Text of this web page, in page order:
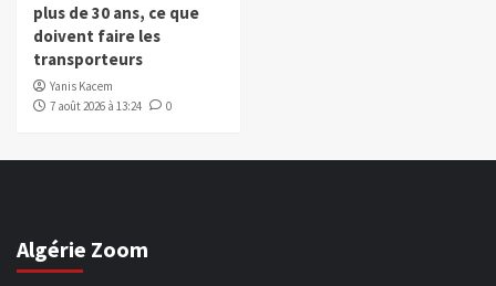
plus de 30 ans, ce que
doivent faire les
transporteurs
Yanis Kacem
7 août 2026 à 13:24
0
Algérie Zoom